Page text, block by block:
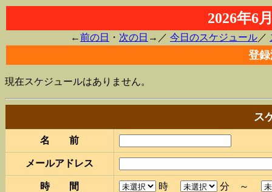
2026年6
←前の日 ・ 次の日 →／ 今日のスケジュール ／
登
現在スケジュールはありません。
ス
名 前
メールアドレス
時 間 時 分 ～